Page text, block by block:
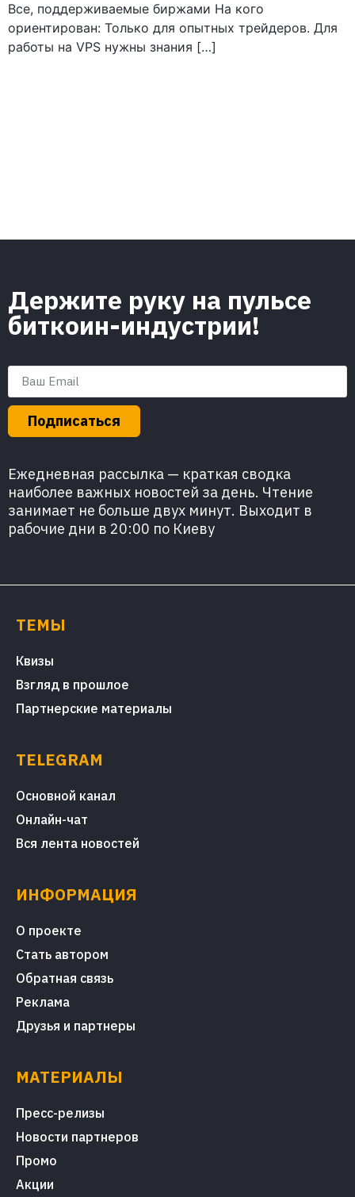
Все, поддерживаемые биржами На кого
ориентирован: Только для опытных трейдеров. Для
работы на VPS нужны знания […]
Держите руку на пульсе
биткоин-индустрии!
Подписаться
Ежедневная рассылка — краткая сводка
наиболее важных новостей за день. Чтение
занимает не больше двух минут. Выходит в
рабочие дни в 20:00 по Киеву
ТЕМЫ
Квизы
Взгляд в прошлое
Партнерские материалы
TELEGRAM
Основной канал
Онлайн-чат
Вся лента новостей
ИНФОРМАЦИЯ
О проекте
Стать автором
Обратная связь
Реклама
Друзья и партнеры
МАТЕРИАЛЫ
Пресс-релизы
Новости партнеров
Промо
Акции